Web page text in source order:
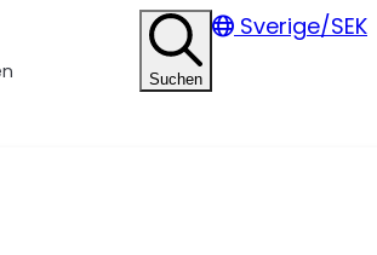
Suchen
Sverige/SEK